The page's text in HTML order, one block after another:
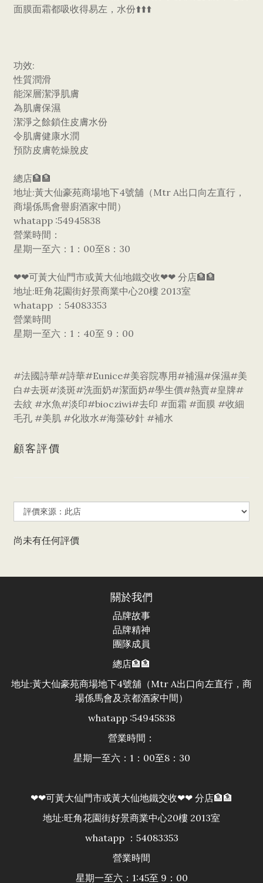
面膜面霜都吸收得易左，水份⬆️⬆️⬆️
功效:
性質潤滑
能深層潔淨肌膚
為肌膚保濕
潔淨之餘鎖住皮膚水份
令肌膚健康水潤
預防皮膚乾燥脫皮
總店🏦🏦
地址:黃大仙豪苑商場地下4號舖（Mtr A出口向左直行，
商場係馬會譽廚酒家中間）
whatapp :54945838
營業時間：
星期一至六：1：00至8：30
❤❤可黃大仙門市或黃大仙地鐵交收❤❤ 分店🏦🏦
地址:旺角花園街好景商業中心20樓 2013室
whatapp ：54083353
營業時間
星期一至六：1：40至 9：00
#法國詩華#詩華#Eunice#美容院專用#補濕#保濕#美
白#去斑#淡斑#洗面奶#潔面奶#學生價#熱賣#皇牌#
去紋 #水魚#淡印#biocziwi#去印 #面霜 #面膜 #收細
毛孔 #美肌 #化妝水#海藻矽針 #補水
顧客評價
尚未有任何評價
關於我們
品牌故事
品牌精神
團隊成員
總店🏦🏦
地址:黃大仙豪苑商場地下4號舖（Mtr A出口向左直行，商
場係馬會及京都酒家中間）
whatapp :54945838
營業時間：
星期一至六：1：00至8：30
❤❤可黃大仙門市或黃大仙地鐵交收❤❤ 分店🏦🏦
地址:旺角花園街好景商業中心20樓 2013室
whatapp ：54083353
營業時間
星期一至六：1:45至 9：00